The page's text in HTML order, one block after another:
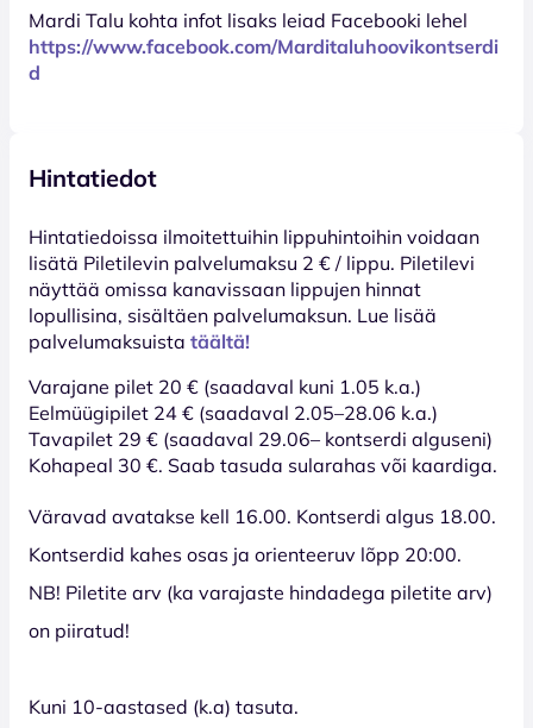
Mardi Talu kohta infot lisaks leiad Facebooki lehel
https://www.facebook.com/Marditaluhoovikontserdi
d
Hintatiedot
Hinta­tiedoissa ilmoitettuihin lippuhintoihin voidaan
lisätä Piletilevin palvelumaksu 2 € / lippu. Piletilevi
näyttää omissa kanavissaan lippujen hinnat
lopullisina, sisältäen palvelumaksun. Lue lisää
palvelumaksuista täältä!
Varajane pilet 20 € (saadaval kuni 1.05 k.a.)
Eelmüügipilet 24 € (saadaval 2.05–28.06 k.a.)
Tavapilet 29 € (saadaval 29.06– kontserdi alguseni)
Kohapeal 30 €. Saab tasuda sularahas või kaardiga.
Väravad avatakse kell 16.00. Kontserdi algus 18.00.
Kontserdid kahes osas ja orienteeruv lõpp 20:00.
NB! Piletite arv (ka varajaste hindadega piletite arv)
on piiratud!
Kuni 10-aastased (k.a) tasuta.